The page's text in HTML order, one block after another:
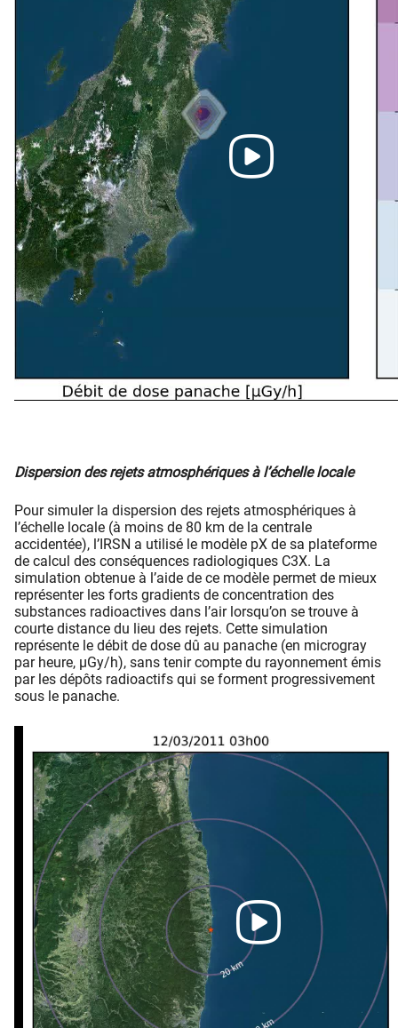
Dispersion des rejets atmosphériques à l’échelle locale
Pour simuler la dispersion des rejets atmosphériques à
l’échelle locale (à moins de 80 km de la centrale
accidentée), l’IRSN a utilisé le modèle pX de sa plateforme
de calcul des conséquences radiologiques C3X. La
simulation obtenue à l’aide de ce modèle permet de mieux
représenter les forts gradients de concentration des
substances radioactives dans l’air lorsqu’on se trouve à
courte distance du lieu des rejets. Cette simulation
représente le débit de dose dû au panache (en microgray
par heure, µGy/h), sans tenir compte du rayonnement émis
par les dépôts radioactifs qui se forment progressivement
sous le panache.